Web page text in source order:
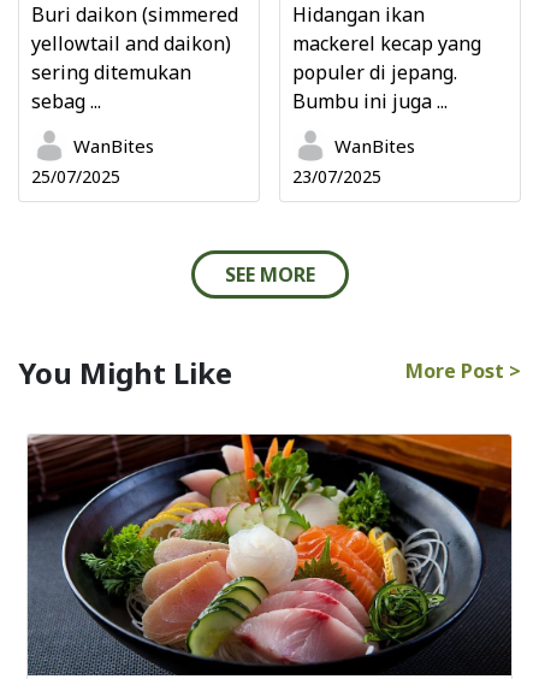
Buri daikon (simmered
yellowtail and daikon)
sering ditemukan
sebag ...
WanBites
25/07/2025
Hidangan ikan
mackerel kecap yang
populer di jepang.
Bumbu ini juga ...
WanBites
23/07/2025
SEE MORE
You Might Like More Post >